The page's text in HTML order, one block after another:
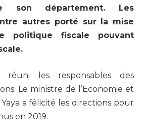
son département. Les
autres porté sur la mise
politique fiscale pouvant
les responsables des
Le ministre de l’Economie et
Yaya a félicité les directions pour
en 2019.